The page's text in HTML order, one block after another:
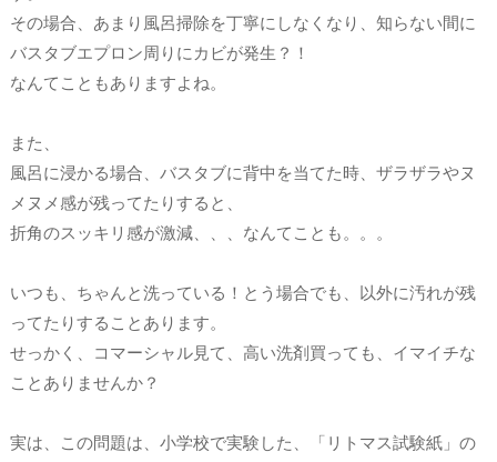
その場合、あまり風呂掃除を丁寧にしなくなり、知らない間に
バスタブエプロン周りにカビが発生？！
なんてこともありますよね。
また、
風呂に浸かる場合、バスタブに背中を当てた時、ザラザラやヌ
メヌメ感が残ってたりすると、
折角のスッキリ感が激減、、、なんてことも。。。
いつも、ちゃんと洗っている！とう場合でも、以外に汚れが残
ってたりすることあります。
せっかく、コマーシャル見て、高い洗剤買っても、イマイチな
ことありませんか？
実は、この問題は、小学校で実験した、「リトマス試験紙」の